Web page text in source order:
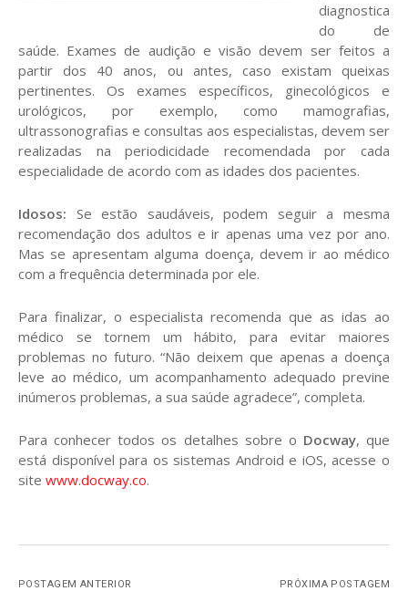
diagnostica
do de
saúde. Exames de audição e visão devem ser feitos a
partir dos 40 anos, ou antes, caso existam queixas
pertinentes. Os exames específicos, ginecológicos e
urológicos, por exemplo, como mamografias,
ultrassonografias e consultas aos especialistas, devem ser
realizadas na periodicidade recomendada por cada
especialidade de acordo com as idades dos pacientes.
Idosos: Se estão saudáveis, podem seguir a mesma
recomendação dos adultos e ir apenas uma vez por ano.
Mas se apresentam alguma doença, devem ir ao médico
com a frequência determinada por ele.
Para finalizar, o especialista recomenda que as idas ao
médico se tornem um hábito, para evitar maiores
problemas no futuro. “Não deixem que apenas a doença
leve ao médico, um acompanhamento adequado previne
inúmeros problemas, a sua saúde agradece”, completa.
Para conhecer todos os detalhes sobre o Docway, que
está disponível para os sistemas Android e iOS, acesse o
site www.docway.co.
POSTAGEM ANTERIOR PRÓXIMA POSTAGEM